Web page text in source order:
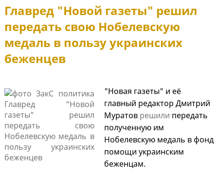
Главред "Новой газеты" решил
передать свою Нобелевскую
медаль в пользу украинских
беженцев
"Новая газеты" и её
главный редактор Дмитрий
Муратов решили передать
полученную им
Нобелевскую медаль в фонд
помощи украинским
беженцам.